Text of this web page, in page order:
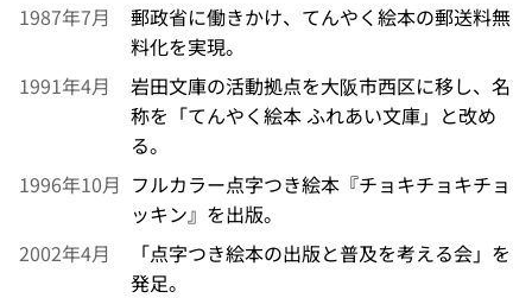
1987年7月
郵政省に働きかけ、てんやく絵本の郵送料無
料化を実現。
1991年4月
岩田文庫の活動拠点を大阪市西区に移し、名
称を「てんやく絵本 ふれあい文庫」と改め
る。
1996年10月 フルカラー点字つき絵本『チョキチョキチョ
ッキン』を出版。
2002年4月
「点字つき絵本の出版と普及を考える会」を
発足。